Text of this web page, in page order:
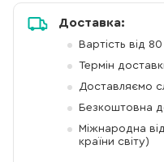
Доставка:
Вартість від
Термін
Доставляємо
Безкоштовна
Міжнародна
країни світу)